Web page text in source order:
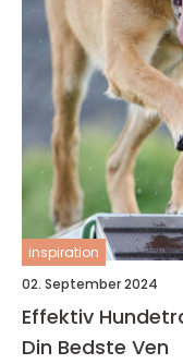
inspiration
02. September 2024
Effektiv
Din Bedste Ven